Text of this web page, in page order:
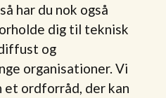
har du nok også
dig til teknisk
og
organisationer. Vi
et ordforråd, der kan